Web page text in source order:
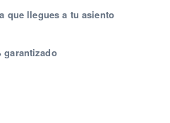
que llegues a tu asiento
garantizado